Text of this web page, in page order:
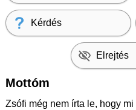
Kérdés
Elrejtés
Mottóm
Zsófi még nem írta le, hogy mi